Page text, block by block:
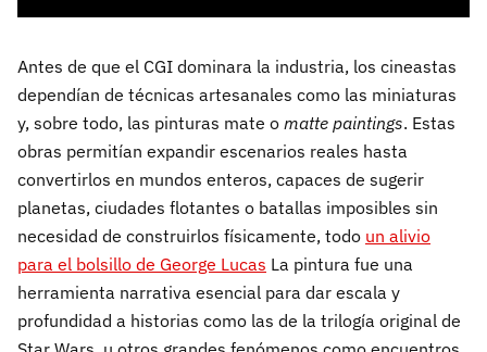
Antes de que el CGI dominara la industria, los cineastas
dependían de técnicas artesanales como las miniaturas
y, sobre todo, las pinturas mate o matte paintings. Estas
obras permitían expandir escenarios reales hasta
convertirlos en mundos enteros, capaces de sugerir
planetas, ciudades flotantes o batallas imposibles sin
necesidad de construirlos físicamente, todo un alivio
para el bolsillo de George Lucas La pintura fue una
herramienta narrativa esencial para dar escala y
profundidad a historias como las de la trilogía original de